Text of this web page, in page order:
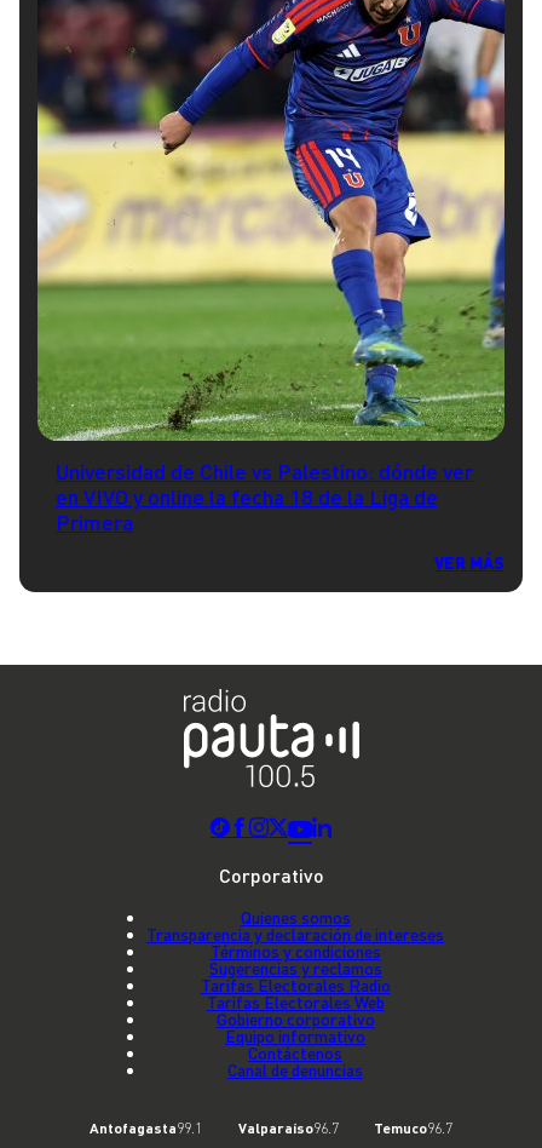
Universidad de Chile vs Palestino: dónde ver
en VIVO y online la fecha 18 de la Liga de
Primera
VER MÁS
Corporativo
Quienes somos
Transparencia y declaración de intereses
Términos y condiciones
Sugerencias y reclamos
Tarifas Electorales Radio
Tarifas Electorales Web
Gobierno corporativo
Equipo informativo
Contáctenos
Canal de denuncias
Antofagasta99.1 Valparaíso96.7 Temuco96.7